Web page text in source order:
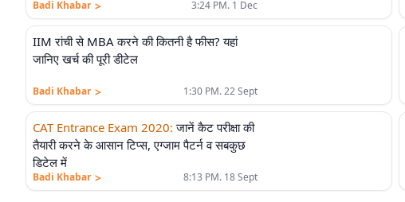
Badi Khabar > 3:24 PM. 1 Dec
IIM रांची से MBA करने की कितनी है फीस? यहां
जानिए खर्च की पूरी डीटेल
Badi Khabar > 1:30 PM. 22 Sept
CAT Entrance Exam 2020: जानें कैट परीक्षा की
तैयारी करने के आसान टिप्स, एग्जाम पैटर्न व सबकुछ
डिटेल में
Badi Khabar > 8:13 PM. 18 Sept